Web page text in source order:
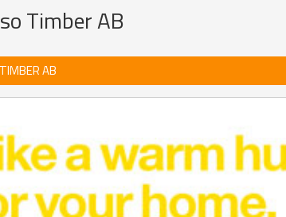
Timber AB
AB